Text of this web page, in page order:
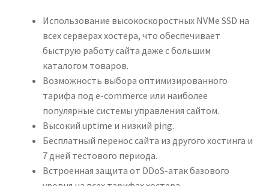
Использование высокоскоростных NVMe SSD на
всех серверах хостера, что обеспечивает
быструю работу сайта даже с большим
каталогом товаров.
Возможность выбора оптимизированного
тарифа под e-commerce или наиболее
популярные системы управления сайтом.
Высокий uptime и низкий ping.
Бесплатный перенос сайта из другого хостинга и
7 дней тестового периода.
Встроенная защита от DDoS-атак базового